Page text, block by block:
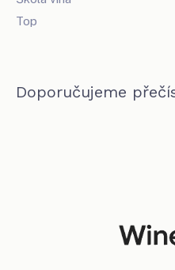
Top
Doporučujeme